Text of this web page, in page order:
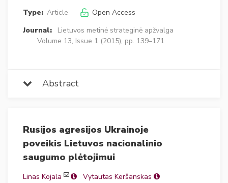
Type: Article
Open Access
Journal:
Lietuvos metinė strateginė apžvalga
Volume 13, Issue 1 (2015), pp. 139–171
Abstract
Rusijos agresijos Ukrainoje
poveikis Lietuvos nacionalinio
saugumo plėtojimui
Linas Kojala
Vytautas Keršanskas